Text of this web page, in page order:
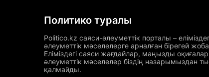
Политико туралы
Politico.kz саяси-әлеуметтік порталы –
әлеуметтік мәселелерге арналған бірегей
Еліміздегі саяси жағдайлар, маңызды
әлеуметтік мәселелер біздің назарымыздан
қалмайды.